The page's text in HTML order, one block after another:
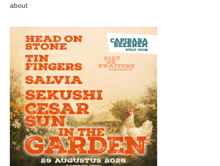
about